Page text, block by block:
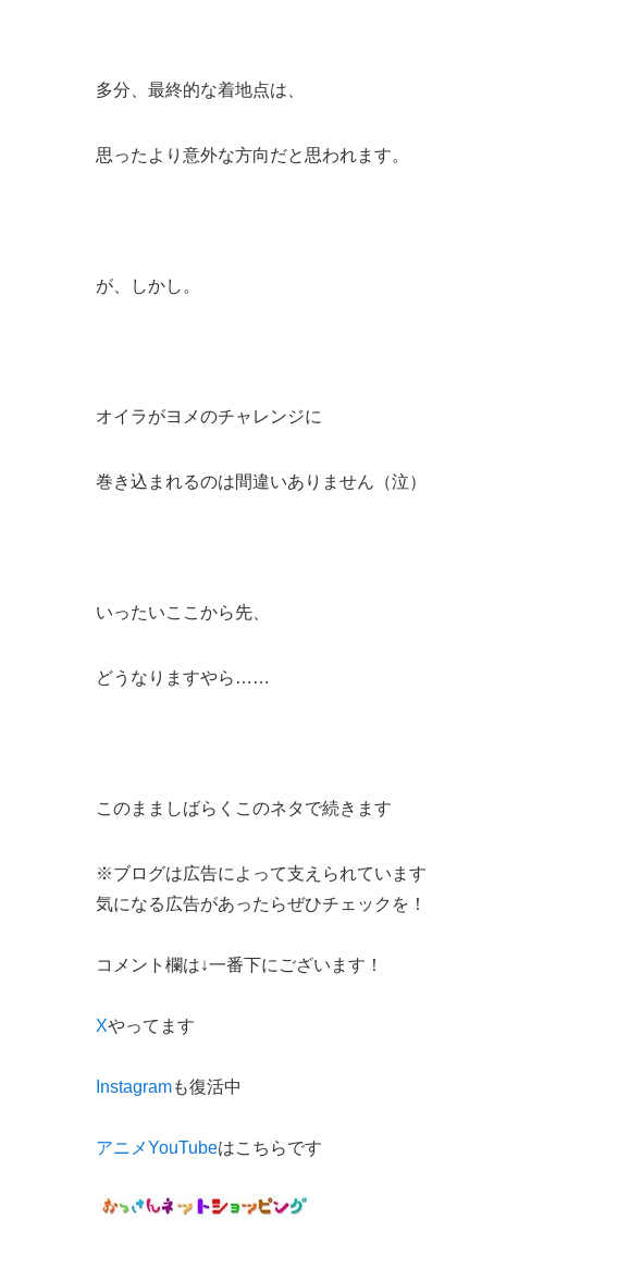
多分、最終的な着地点は、
思ったより意外な方向だと思われます。
が、しかし。
オイラがヨメのチャレンジに
巻き込まれるのは間違いありません（泣）
いったいここから先、
どうなりますやら……
このまましばらくこのネタで続きます
※ブログは広告によって支えられています
気になる広告があったらぜひチェックを！
コメント欄は↓一番下にございます！
Xやってます
Instagramも復活中
アニメYouTubeはこちらです